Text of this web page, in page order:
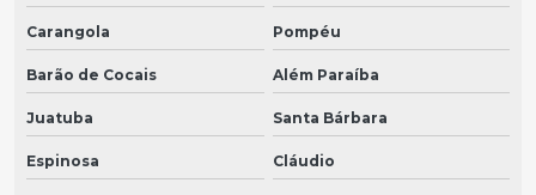
Carangola Pompéu
Barão de Cocais Além Paraíba
Juatuba Santa Bárbara
Espinosa Cláudio